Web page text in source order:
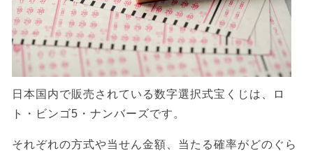
日本国内で販売されている数字選択式宝くじは、ロ
ト・ビンゴ5・ナンバーズです。
それぞれの方式や当せん金額、当たる確率がどのぐら